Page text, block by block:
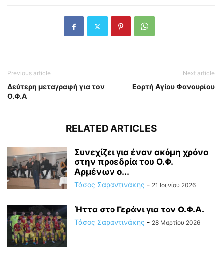
Previous article
Δεύτερη μεταγραφή για τον
Ο.Φ.Α
Next article
Εορτή Αγίου Φανουρίου
RELATED ARTICLES
Συνεχίζει για έναν ακόμη χρόνο
στην προεδρία του Ο.Φ.
Αρμένων ο...
Τάσος Σαραντινάκης - 21 Ιουνίου 2026
Ήττα στο Γεράνι για τον Ο.Φ.Α.
Τάσος Σαραντινάκης - 28 Μαρτίου 2026